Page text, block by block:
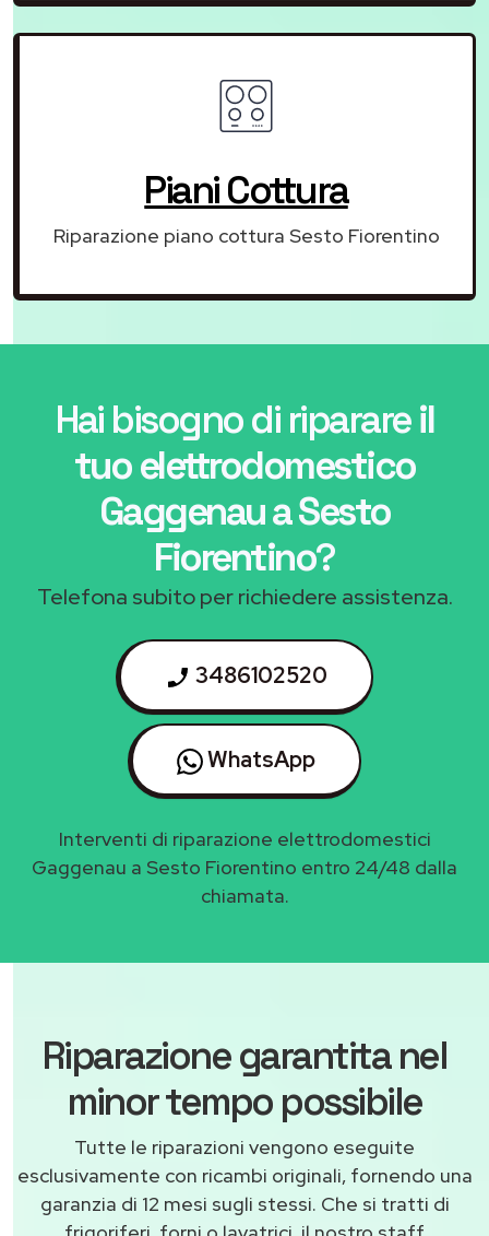
Piani Cottura
Riparazione piano cottura Sesto Fiorentino
Hai bisogno di riparareil
tuo elettrodomestico
Gaggenau a Sesto
Fiorentino?
Telefona subito per richiedere assistenza.
3486102520
WhatsApp
Interventi di riparazione elettrodomestici
Gaggenau a Sesto Fiorentino entro 24/48 dalla
chiamata.
Riparazione garantita nel
minor tempo possibile
Tutte le riparazioni vengono eseguite
esclusivamente con ricambi originali, fornendo una
garanzia di 12 mesi sugli stessi. Che si tratti di